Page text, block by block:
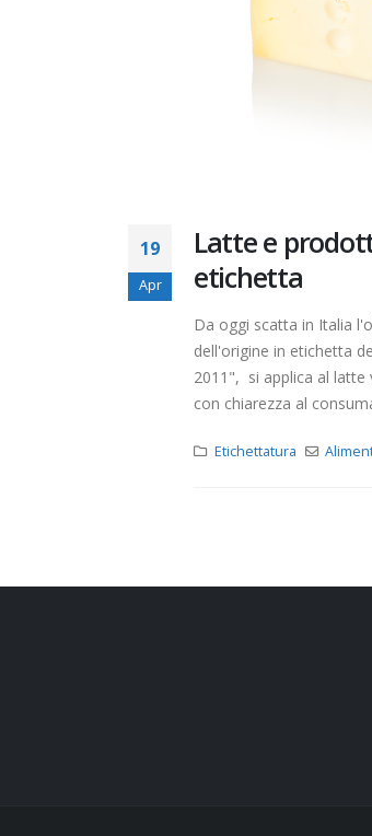
19
Apr
Latte e
etichetta
Da oggi scatta in Italia
dell'origine in etichetta
2011", si applica al latte
con chiarezza al
Etichettatura